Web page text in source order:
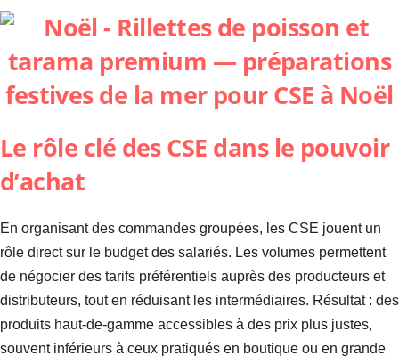
Le rôle clé des CSE dans le pouvoir
d’achat
En organisant des commandes groupées, les CSE jouent un
rôle direct sur le budget des salariés. Les volumes permettent
de négocier des tarifs préférentiels auprès des producteurs et
distributeurs, tout en réduisant les intermédiaires. Résultat : des
produits haut-de-gamme accessibles à des prix plus justes,
souvent inférieurs à ceux pratiqués en boutique ou en grande